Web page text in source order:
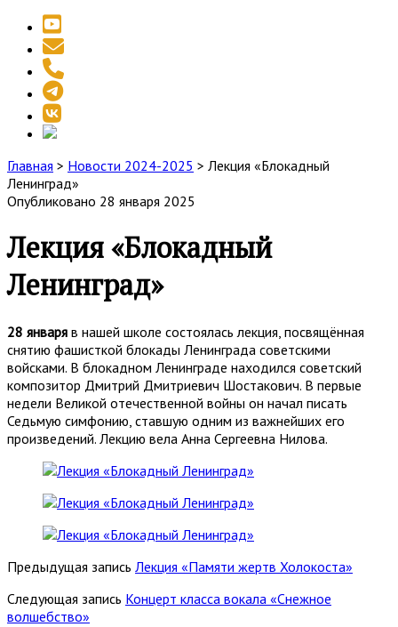
youtube
email
telegram
vk
social_icon_custom_1
Главная > Новости 2024-2025 > Лекция «Блокадный
Ленинград»
Опубликовано 28 января 2025
Лекция «Блокадный
Ленинград»
28 января в нашей школе состоялась лекция, посвящённая
снятию фашисткой блокады Ленинграда советскими
войсками. В блокадном Ленинграде находился советский
композитор Дмитрий Дмитриевич Шостакович. В первые
недели Великой отечественной войны он начал писать
Седьмую симфонию, ставшую одним из важнейших его
произведений. Лекцию вела Анна Сергеевна Нилова.
Предыдущая запись Лекция «Памяти жертв Холокоста»
Следующая запись Концерт класса вокала «Снежное
волшебство»